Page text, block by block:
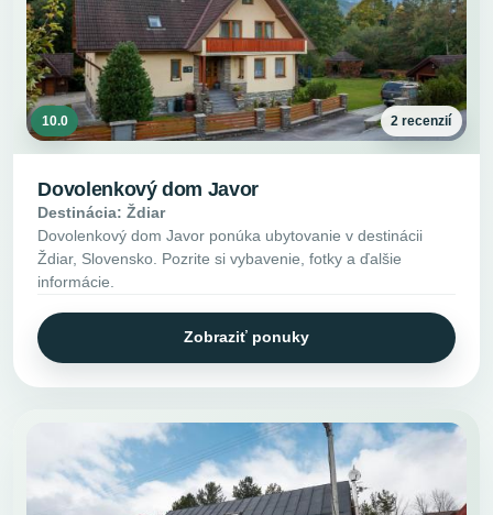
10.0 2 recenzií
Dovolenkový dom Javor
Destinácia: Ždiar
Dovolenkový dom Javor ponúka ubytovanie v destinácii
Ždiar, Slovensko. Pozrite si vybavenie, fotky a ďalšie
informácie.
Zobraziť ponuky